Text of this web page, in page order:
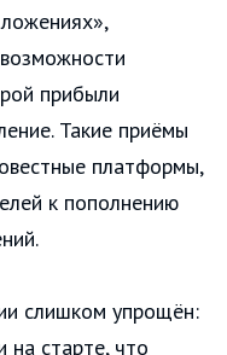
прибыли
Такие приёмы
платформы,
к пополнению
слишком упрощён:
на старте, что